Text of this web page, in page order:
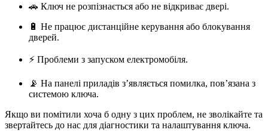
🚗 Ключ не розпізнається або не відкриває двері.
🔋 Не працює дистанційне керування або блокування
дверей.
⚡ Проблеми з запуском електромобіля.
📡 На панелі приладів з’являється помилка, пов’язана з
системою ключа.
Якщо ви помітили хоча б одну з цих проблем, не зволікайте та
звертайтесь до нас для діагностики та налаштування ключа.